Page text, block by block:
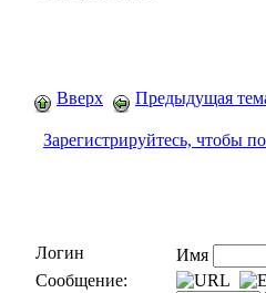
Вверх Предыдущая
Зарегистрируйтесь, чтобы
Логин
Имя
Сообщение: